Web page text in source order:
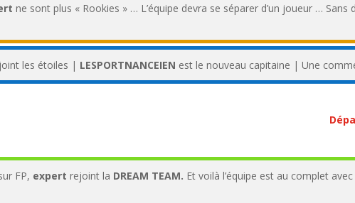
ne sont plus « Rookies » … L’équipe devra se séparer d’un joueur … Sans
les étoiles | LESPORTNANCEIEN est le nouveau capitaine | Une
FP, expert rejoint la DREAM TEAM. Et voilà l’équipe est au complet